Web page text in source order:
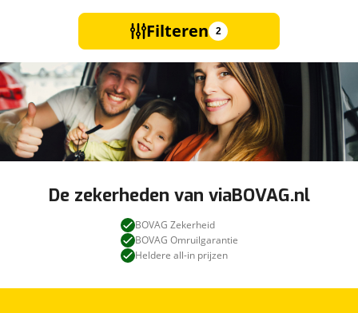
Filteren 2
De zekerheden van viaBOVAG.nl
BOVAG Zekerheid
BOVAG Omruilgarantie
Heldere all-in prijzen